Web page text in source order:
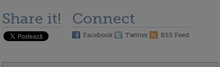
Share it! Connect
Facebook Twitter RSS Feed